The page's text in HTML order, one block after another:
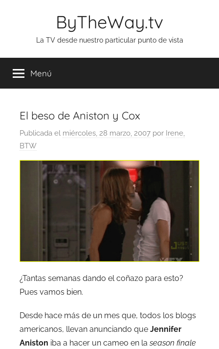
ByTheWay.tv
La TV desde nuestro particular punto de vista
Menú
El beso de Aniston y Cox
Publicada el miércoles, 28 marzo, 2007 por Irene,
BTW
¿Tantas semanas dando el coñazo para esto?
Pues vamos bien.
Desde hace más de un mes que, todos los blogs
americanos, llevan anunciando que Jennifer
Aniston iba a hacer un cameo en laseason finale